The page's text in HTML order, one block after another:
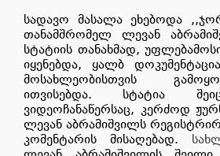
სადავო მასალა ეხებოდა
თანამშრომელ ლევან
სტატიის თანახმად,
იყენებდა, ყალბ
მოსახლეობისთვის
ითვისებდა. სტატია
ვიდეოჩანაწერსაც, კერძოდ
ლევან აბრამიშვილს
კომენტარის მისაღებად.